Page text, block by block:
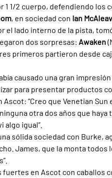
1 1/2 cuerpo, defendiendo los
, en sociedad con Ian
el lado interno de la pista,
dos sorpresas: Awaken
primeros partieron desde
causado una gran
para presentar productos
“Creo que Venetian Sun
otra dos años que
algo igual”.
sólida sociedad con Burke,
James, que la monta todos
fuertes en Ascot con caballos